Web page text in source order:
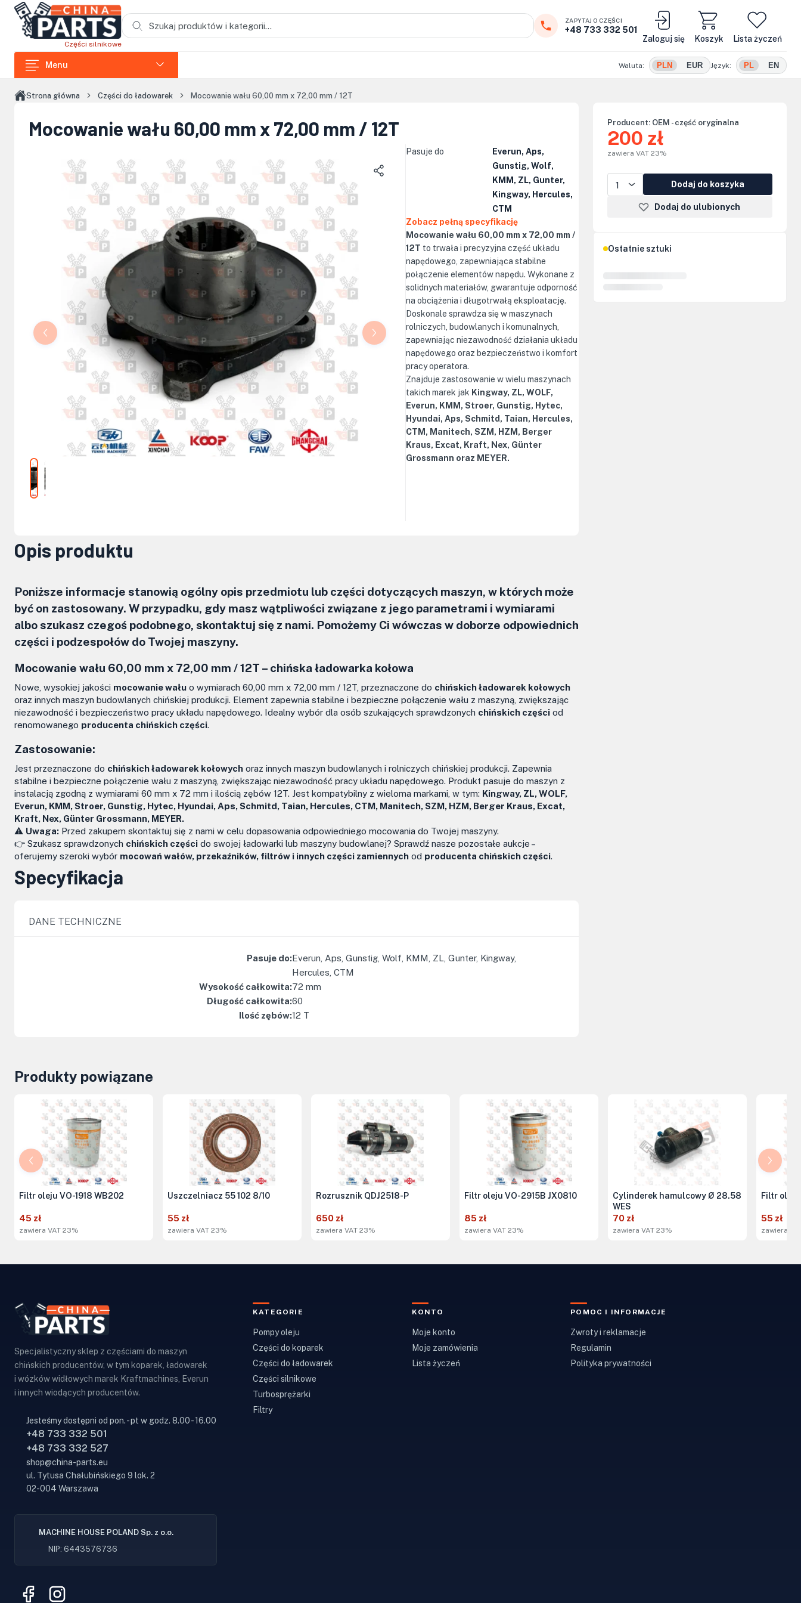
Przejdź do treści głównej
Części silnikowe
Koszyk
ZAPYTAJ O CZĘŚCI
+48 733 332 501
Zaloguj się
Lista życzeń
Menu
Części do ładowarek
Części do wozideł
Części do rozdrabniaczy
Części do koparek łańcuchowych
Części do zagęszczarek i skoczków
Części do siników Loncin
Elementy kabin
Kolumny kierownicze, orbitrole
Części elektryczne
Osprzęt do maszyn
Waluta: PLN EUR Język: PL EN
Strona główna Części do ładowarek Mocowanie wału 60,00 mm x 72,00 mm / 12T
Mocowanie wału 60,00 mm x 72,00 mm / 12T
Pasuje do
Everun, Aps,
Gunstig, Wolf,
KMM, ZL, Gunter,
Kingway, Hercules,
CTM
Zobacz pełną specyfikację
Mocowanie wału 60,00 mm x 72,00 mm /
12T to trwała i precyzyjna część układu
napędowego, zapewniająca stabilne
połączenie elementów napędu. Wykonane z
solidnych materiałów, gwarantuje odporność
na obciążenia i długotrwałą eksploatację.
Doskonale sprawdza się w maszynach
rolniczych, budowlanych i komunalnych,
zapewniając niezawodność działania układu
napędowego oraz bezpieczeństwo i komfort
pracy operatora.
Znajduje zastosowanie w wielu maszynach
takich marek jak Kingway, ZL, WOLF,
Everun, KMM, Stroer, Gunstig, Hytec,
Hyundai, Aps, Schmitd, Taian, Hercules,
CTM, Manitech, SZM, HZM, Berger
Kraus, Excat, Kraft, Nex, Günter
Grossmann oraz MEYER.
Producent: OEM - część oryginalna
200 zł
zawiera VAT 23%
Dodaj do koszyka
Dodaj do ulubionych
Ostatnie sztuki
Opis produktu
Poniższe informacje stanowią ogólny opis przedmiotu lub części dotyczących maszyn, w których może
być on zastosowany. W przypadku, gdy masz wątpliwości związane z jego parametrami i wymiarami
albo szukasz czegoś podobnego, skontaktuj się z nami. Pomożemy Ci wówczas w doborze odpowiednich
części i podzespołów do Twojej maszyny.
Mocowanie wału 60,00 mm x 72,00 mm / 12T – chińska ładowarka kołowa
Nowe, wysokiej jakości mocowanie wału o wymiarach 60,00 mm x 72,00 mm / 12T, przeznaczone do chińskich ładowarek kołowych
oraz innych maszyn budowlanych chińskiej produkcji. Element zapewnia stabilne i bezpieczne połączenie wału z maszyną, zwiększając
niezawodność i bezpieczeństwo pracy układu napędowego. Idealny wybór dla osób szukających sprawdzonych chińskich części od
renomowanego producenta chińskich części.
Zastosowanie:
Jest przeznaczone do chińskich ładowarek kołowych oraz innych maszyn budowlanych i rolniczych chińskiej produkcji. Zapewnia
stabilne i bezpieczne połączenie wału z maszyną, zwiększając niezawodność pracy układu napędowego. Produkt pasuje do maszyn z
instalacją zgodną z wymiarami 60 mm x 72 mm i ilością zębów 12T. Jest kompatybilny z wieloma markami, w tym: Kingway, ZL, WOLF,
Everun, KMM, Stroer, Gunstig, Hytec, Hyundai, Aps, Schmitd, Taian, Hercules, CTM, Manitech, SZM, HZM, Berger Kraus, Excat,
Kraft, Nex, Günter Grossmann, MEYER.
⚠️ Uwaga: Przed zakupem skontaktuj się z nami w celu dopasowania odpowiedniego mocowania do Twojej maszyny.
👉 Szukasz sprawdzonych chińskich części do swojej ładowarki lub maszyny budowlanej? Sprawdź nasze pozostałe aukcje –
oferujemy szeroki wybór mocowań wałów, przekaźników, filtrów i innych części zamiennych od producenta chińskich części.
Specyfikacja
DANE TECHNICZNE
Pasuje do:Everun, Aps, Gunstig, Wolf, KMM, ZL, Gunter, Kingway,
Hercules, CTM
Wysokość całkowita:72 mm
Długość całkowita:60
Ilość zębów:12 T
Produkty powiązane
Filtr oleju VO-1918 WB202
45 zł
zawiera VAT 23%
Uszczelniacz 55 102 8/10
55 zł
zawiera VAT 23%
Rozrusznik QDJ2518-P
650 zł
zawiera VAT 23%
Filtr oleju VO-2915B JX0810
85 zł
zawiera VAT 23%
Cylinderek hamulcowy Ø 28.58
WES
70 zł
zawiera VAT 23%
Filtr oleju
55 zł
zawiera
Specjalistyczny sklep z częściami do maszyn
chińskich producentów, w tym koparek, ładowarek
i wózków widłowych marek Kraftmachines, Everun
i innych wiodących producentów.
Jesteśmy dostępni od pon. - pt w godz. 8.00 - 16.00
+48 733 332 501
+48 733 332 527
shop@china-parts.eu
ul. Tytusa Chałubińskiego 9 lok. 2
02-004 Warszawa
MACHINE HOUSE POLAND Sp. z o.o.
NIP: 6443576736
KATEGORIE
Pompy oleju
Części do koparek
Części do ładowarek
Części silnikowe
Turbosprężarki
Filtry
KONTO
Moje konto
Moje zamówienia
Lista życzeń
POMOC I INFORMACJE
Zwroty i reklamacje
Regulamin
Polityka prywatności